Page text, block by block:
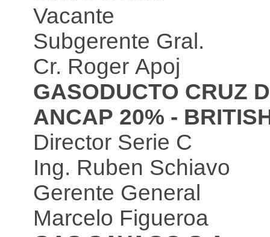
Vacante
Subgerente Gral.
Cr. Roger Apoj
GASODUCTO CRUZ
ANCAP 20% -
Director Serie C
Ing. Ruben Schiavo
Gerente General
Marcelo Figueroa